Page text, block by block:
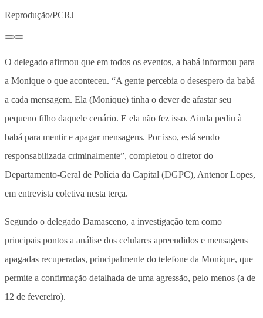
Reprodução/PCRJ
O delegado afirmou que em todos os eventos, a babá informou para
a Monique o que aconteceu. “A gente percebia o desespero da babá
a cada mensagem. Ela (Monique) tinha o dever de afastar seu
pequeno filho daquele cenário. E ela não fez isso. Ainda pediu à
babá para mentir e apagar mensagens. Por isso, está sendo
responsabilizada criminalmente”, completou o diretor do
Departamento-Geral de Polícia da Capital (DGPC), Antenor Lopes,
em entrevista coletiva nesta terça.
Segundo o delegado Damasceno, a investigação tem como
principais pontos a análise dos celulares apreendidos e mensagens
apagadas recuperadas, principalmente do telefone da Monique, que
permite a confirmação detalhada de uma agressão, pelo menos (a de
12 de fevereiro).